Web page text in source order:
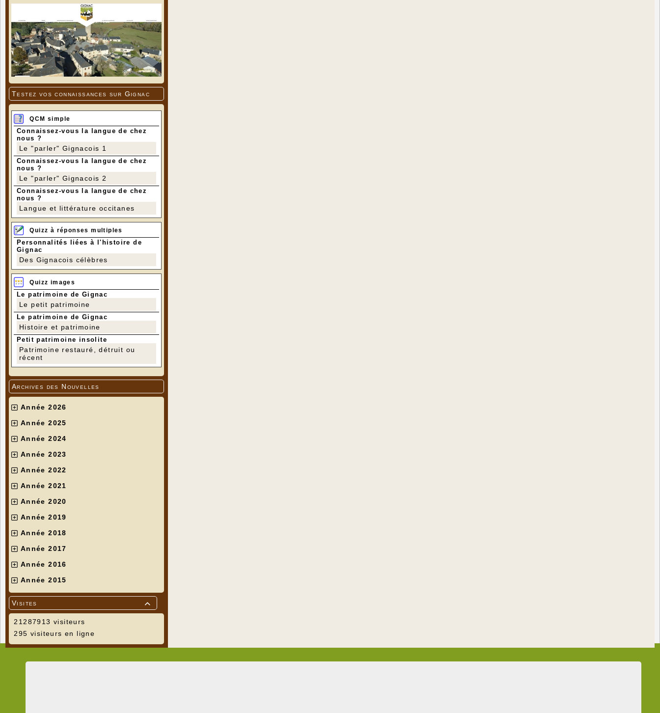
Testez vos connaissances sur Gignac
QCM simple
Connaissez-vous la langue de chez
nous ?
Le "parler" Gignacois 1
Connaissez-vous la langue de chez
nous ?
Le "parler" Gignacois 2
Connaissez-vous la langue de chez
nous ?
Langue et littérature occitanes
Quizz à réponses multiples
Personnalités liées à l'histoire de
Gignac
Des Gignacois célèbres
Quizz images
Le patrimoine de Gignac
Le petit patrimoine
Le patrimoine de Gignac
Histoire et patrimoine
Petit patrimoine insolite
Patrimoine restauré, détruit ou
récent
Archives des Nouvelles
Année 2026
Année 2025
Année 2024
Année 2023
Année 2022
Année 2021
Année 2020
Année 2019
Année 2018
Année 2017
Année 2016
Année 2015

Visites
21287913 visiteurs
295 visiteurs en ligne